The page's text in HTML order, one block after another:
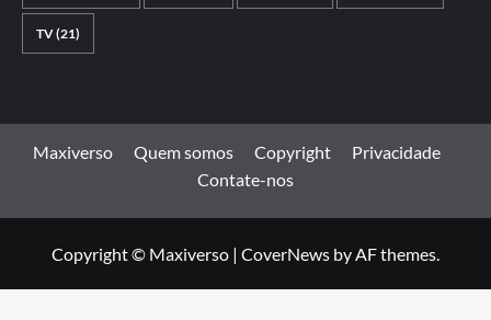
TV(21)
Maxiverso Quem somos Copyright
Privacidade
Contate-nos
Copyright © Maxiverso | CoverNews by AF themes.